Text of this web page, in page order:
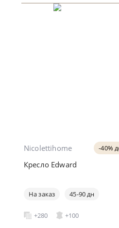
-40%
Nicolettihome
Кресло Edward
На заказ 45-90 дн
+280 +100